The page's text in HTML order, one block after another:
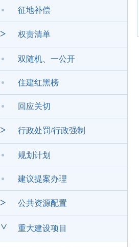
征地补偿
> 权责清单
双随机、一公开
住建红黑榜
回应关切
> 行政处罚/行政强制
规划计划
建议提案办理
> 公共资源配置
> 重大建设项目